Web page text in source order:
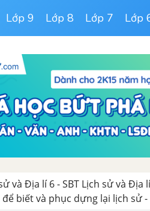
Lớp 9 Lớp 8 Lớp 7 Lớp
và Địa lí 6 - SBT Lịch sử và
biết và phục dựng lại lịch sử -